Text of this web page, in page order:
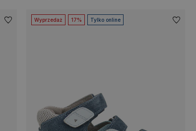
Wyprzedaż 17% Tylko online